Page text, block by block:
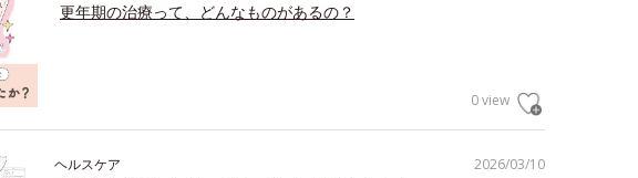
更年期の治療って、どんなものがあるの？
0 view
2026/03/10
ヘルスケア